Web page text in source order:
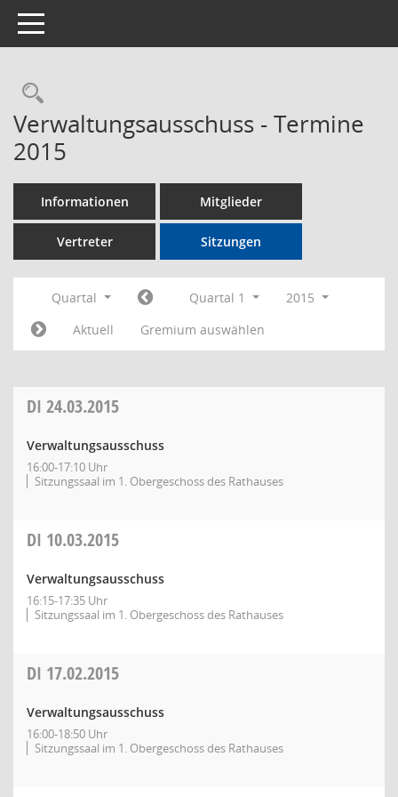
Toggle navigation
Rechercheauswahl
Verwaltungsausschuss - Termine
2015
Informationen Mitglieder
Vertreter Sitzungen
Quartal Quartal 1
2015
Aktuell
Gremium auswählen
DI 24.03.2015
Verwaltungsausschuss
16:00-17:10 Uhr
Sitzungssaal im 1. Obergeschoss des Rathauses
DI 10.03.2015
Verwaltungsausschuss
16:15-17:35 Uhr
Sitzungssaal im 1. Obergeschoss des Rathauses
DI 17.02.2015
Verwaltungsausschuss
16:00-18:50 Uhr
Sitzungssaal im 1. Obergeschoss des Rathauses